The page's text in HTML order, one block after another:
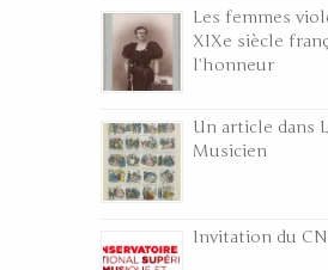
Les femmes
XIXe siècle
l’honneur
Un article dans
Musicien
Invitation du